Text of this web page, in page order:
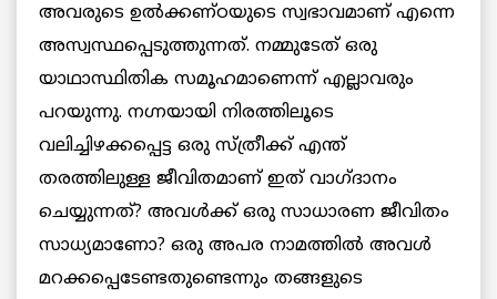
അവരുടെ ഉല്‍ക്കണ്ഠയുടെ സ്വഭാവമാണ് എന്നെ
അസ്വസ്ഥപ്പെടുത്തുന്നത്. നമ്മുടേത് ഒരു
യാഥാസ്ഥിതിക സമൂഹമാണെന്ന് എല്ലാവരും
പറയുന്നു. നഗ്നയായി നിരത്തിലൂടെ
വലിച്ചിഴക്കപ്പെട്ട ഒരു സ്ത്രീക്ക് എന്ത്
തരത്തിലുള്ള ജീവിതമാണ് ഇത് വാഗ്ദാനം
ചെയ്യുന്നത്? അവള്‍ക്ക് ഒരു സാധാരണ ജീവിതം
സാധ്യമാണോ? ഒരു അപര നാമത്തില്‍ അവള്‍
മറക്കപ്പെടേണ്ടതുണ്ടെന്നും തങ്ങളുടെ